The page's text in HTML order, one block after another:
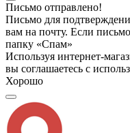
Письмо отправлено!
Письмо для
вам на почту. Если
папку «Спам»
Используя интернет-
вы соглашаетесь с
Хорошо